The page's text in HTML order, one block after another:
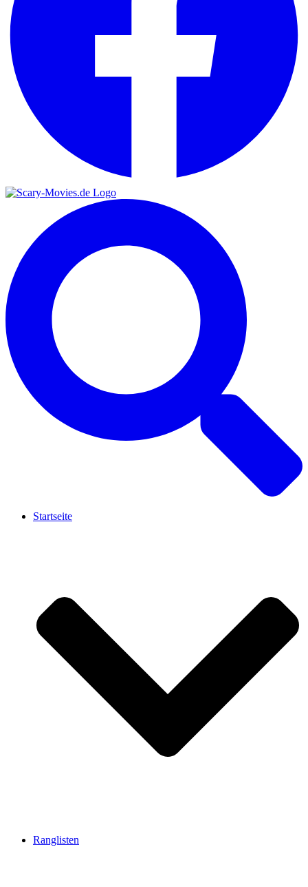
Startseite
Ranglisten